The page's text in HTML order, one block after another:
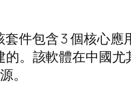
件包含 3 個核心應
。該軟體在中國尤
。